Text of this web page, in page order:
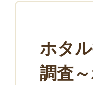
ホタ
調査